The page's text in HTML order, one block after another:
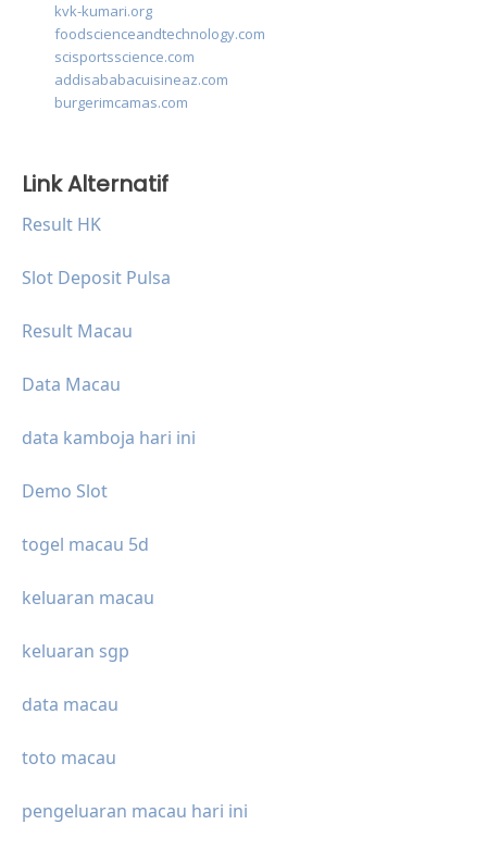
kvk-kumari.org
foodscienceandtechnology.com
scisportsscience.com
addisababacuisineaz.com
burgerimcamas.com
Link Alternatif
Result HK
Slot Deposit Pulsa
Result Macau
Data Macau
data kamboja hari ini
Demo Slot
togel macau 5d
keluaran macau
keluaran sgp
data macau
toto macau
pengeluaran macau hari ini